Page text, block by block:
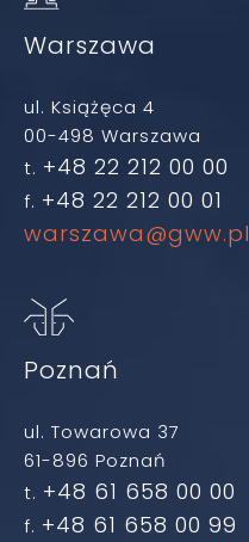
Warszawa
ul. Książęca 4
00-498 Warszawa
t. +48 22 212 00 00
f. +48 22 212 00 01
warszawa@gww.pl
Poznań
ul. Towarowa 37
61-896 Poznań
t. +48 61 658 00 00
f. +48 61 658 00 99